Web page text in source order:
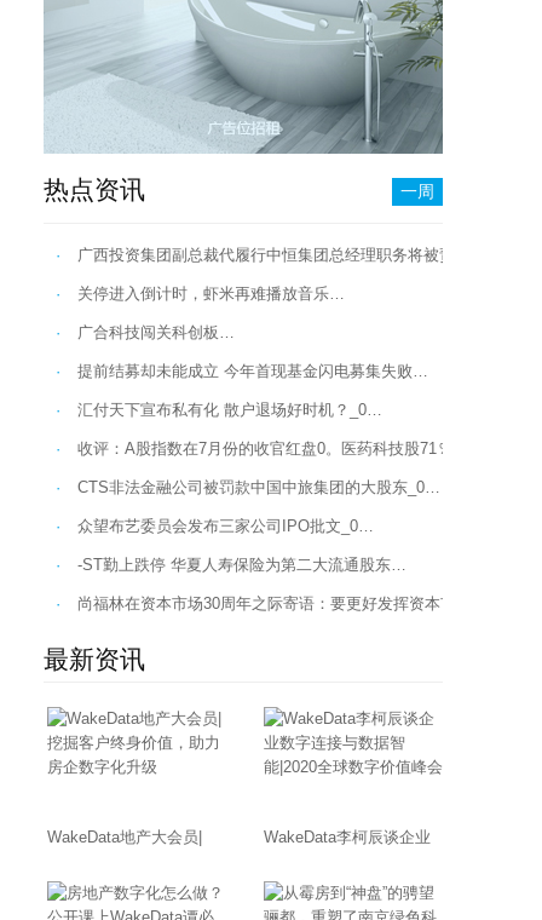
热点资讯 一周
· 广西投资集团副总裁代履行中恒集团总经理职务将被责令改正…
· 关停进入倒计时，虾米再难播放音乐…
· 广合科技闯关科创板…
· 提前结募却未能成立 今年首现基金闪电募集失败…
· 汇付天下宣布私有化 散户退场好时机？_0…
· 收评：A股指数在7月份的收官红盘0。医药科技股71％强…
· CTS非法金融公司被罚款中国中旅集团的大股东_0…
· 众望布艺委员会发布三家公司IPO批文_0…
· -ST勤上跌停 华夏人寿保险为第二大流通股东…
· 尚福林在资本市场30周年之际寄语：要更好发挥资本市场的财富
最新资讯
WakeData地产大会员| WakeData李柯辰谈企业